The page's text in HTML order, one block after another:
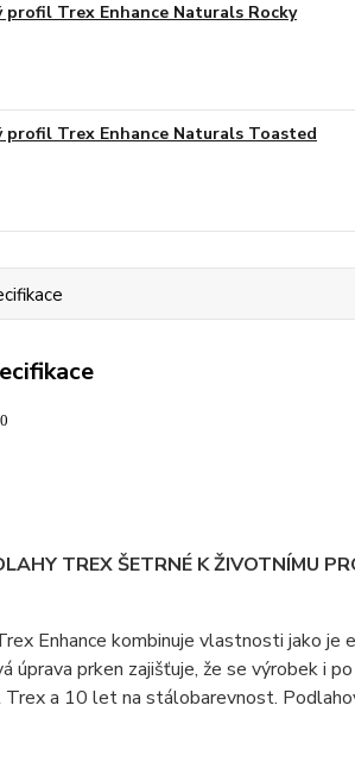
profil Trex Enhance Naturals Rocky
profil Trex Enhance Naturals Toasted
TREX ŠETRNÉ K ŽIVOTNÍMU
Enhance kombinuje vlastnosti jako
úprava prken zajišťuje, že se výrobek i
a 10 let na stálobarevnost.